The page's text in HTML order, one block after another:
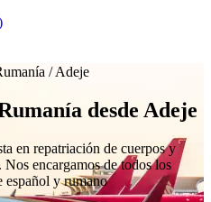
/Adeje
desde Adeje
en repatriación de cuerpos y
encargamos de todos los
español y rumano